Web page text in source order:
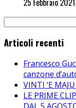
Articoli recenti
Francesco
canzone
VINTI ‘E
LE PRIME